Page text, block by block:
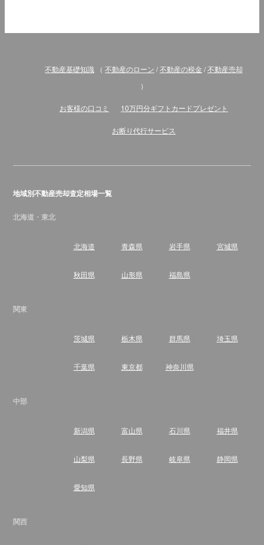
不動産基礎知識 （ 不動産のローン /不動産の税金 /不動産売却
）
お客様の口コミ 10万円分ギフトカードプレゼント
お断り代行サービス
地域別不動産売却査定相場一覧
北海道・東北
北海道 青森県 岩手県 宮城県
秋田県 山形県 福島県
関東
茨城県 栃木県 群馬県 埼玉県
千葉県 東京都 神奈川県
中部
新潟県 富山県 石川県 福井県
山梨県 長野県 岐阜県 静岡県
愛知県
関西